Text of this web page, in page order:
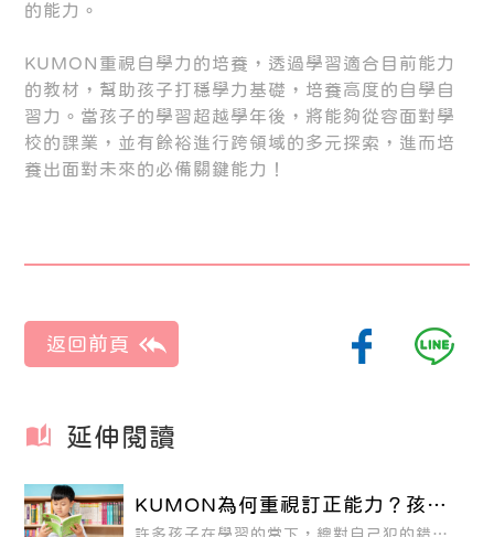
的能力。
KUMON重視自學力的培養，透過學習適合目前能力
的教材，幫助孩子打穩學力基礎，培養高度的自學自
習力。當孩子的學習超越學年後，將能夠從容面對學
校的課業，並有餘裕進行跨領域的多元探索，進而培
養出面對未來的必備關鍵能力！
延伸閱讀
KUMON為何重視訂正能力？孩子
寫錯了該怎麼做？
許多孩子在學習的當下，總對自己犯的錯不